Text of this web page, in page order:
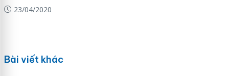
23/04/2020
Bài viết khác